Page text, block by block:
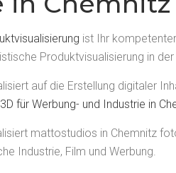
ist Ihr
Produktvisualisierung in der
auf die Erstellung digitaler
3D für Werbung- und Industrie in
mattostudios in Chemnitz
Industrie, Film und Werbung.